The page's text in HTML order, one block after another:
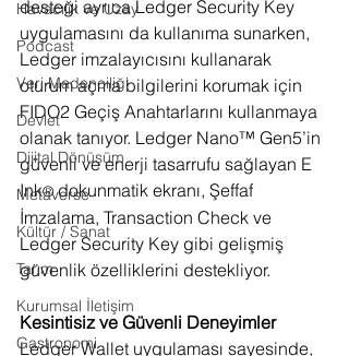
Havacılık ve Uzay
Podcast
Veri Madenciliği
Devlet
Dijital Dönüşüm
Metaverse
Kültür / Sanat
Tarım
Kurumsal İletişim
Gastronomi
desteği ayrıca Ledger Security Key
uygulamasını da kullanıma sunarken,
Ledger imzalayıcısını kullanarak
oturum açma bilgilerini korumak için
FIDO2 Geçiş Anahtarlarını kullanmaya
olanak tanıyor. Ledger Nano™ Gen5’in
güvenli ve enerji tasarrufu sağlayan E
Ink® dokunmatik ekranı, Şeffaf
İmzalama, Transaction Check ve
Ledger Security Key gibi gelişmiş
güvenlik özelliklerini destekliyor.
Kesintisiz ve Güvenli Deneyimler
Ledger Wallet uygulaması sayesinde,